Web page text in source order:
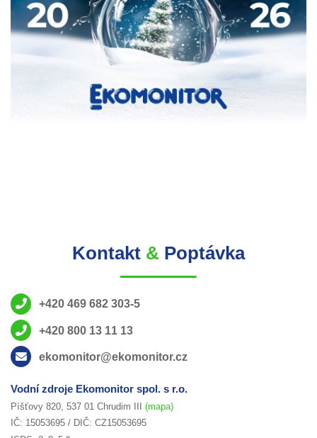
Kontakt & Poptávka
+420 469 682 303-5
+420 800 13 11 13
ekomonitor@ekomonitor.cz
Vodní zdroje Ekomonitor spol. s r.o.
Píšťovy 820, 537 01 Chrudim III (mapa)
IČ: 15053695 / DIČ: CZ15053695